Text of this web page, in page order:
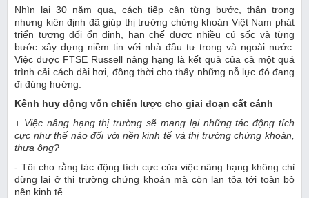
Nhìn lại 30 năm qua, cách tiếp cận từng bước, thận trọng
nhưng kiên định đã giúp thị trường chứng khoán Việt Nam phát
triển tương đối ổn định, hạn chế được nhiều cú sốc và từng
bước xây dựng niềm tin với nhà đầu tư trong và ngoài nước.
Việc được FTSE Russell nâng hạng là kết quả của cả một quá
trình cải cách dài hơi, đồng thời cho thấy những nỗ lực đó đang
đi đúng hướng.
Kênh huy động vốn chiến lược cho giai đoạn cất cánh
+ Việc nâng hạng thị trường sẽ mang lại những tác động tích
cực như thế nào đối với nền kinh tế và thị trường chứng khoán,
thưa ông?
- Tôi cho rằng tác động tích cực của việc nâng hạng không chỉ
dừng lại ở thị trường chứng khoán mà còn lan tỏa tới toàn bộ
nền kinh tế.